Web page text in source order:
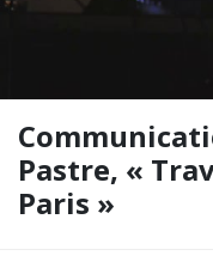
Pastre, «
Paris »